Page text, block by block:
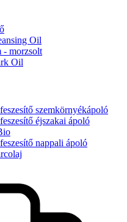
Oil
- morzsolt
Oil
szemkörnyékápoló
éjszakai ápoló
nappali ápoló